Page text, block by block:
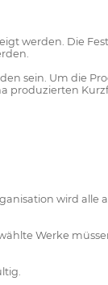
werden. Die
sein. Um die
produzierten
wird alle
Werke